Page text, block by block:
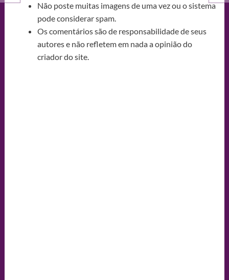
Não poste muitas imagens de uma vez ou o sistema
pode considerar spam.
Os comentários são de responsabilidade de seus
autores e não refletem em nada a opinião do
criador do site.